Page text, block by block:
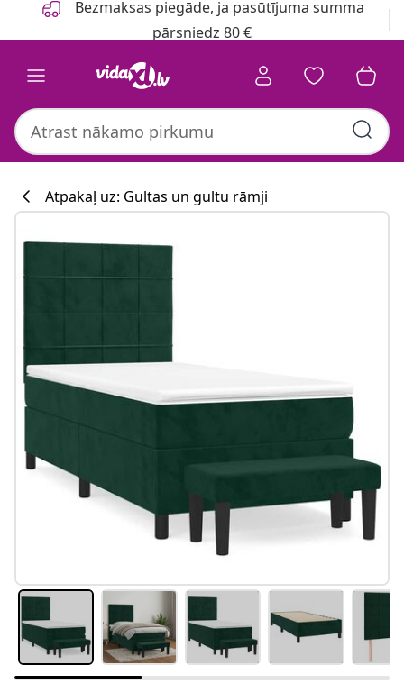
Bezmaksas piegāde, ja pasūtījuma summa
pārsniedz 80 €
Atpakaļ uz: Gultas un gultu rāmji